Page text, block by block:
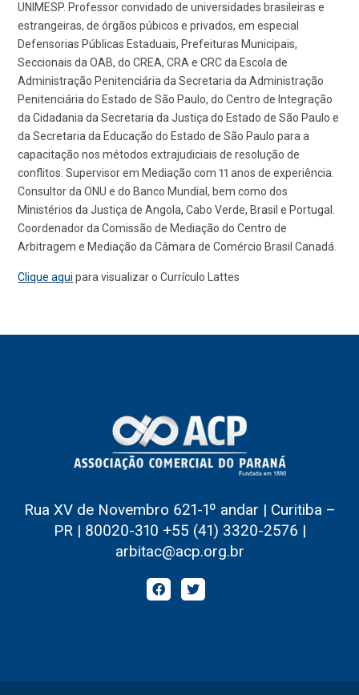
UNIMESP. Professor convidado de universidades brasileiras e
estrangeiras, de órgãos púbicos e privados, em especial
Defensorias Públicas Estaduais, Prefeituras Municipais,
Seccionais da OAB, do CREA, CRA e CRC da Escola de
Administração Penitenciária da Secretaria da Administração
Penitenciária do Estado de São Paulo, do Centro de Integração
da Cidadania da Secretaria da Justiça do Estado de São Paulo e
da Secretaria da Educação do Estado de São Paulo para a
capacitação nos métodos extrajudiciais de resolução de
conflitos. Supervisor em Mediação com 11 anos de experiência.
Consultor da ONU e do Banco Mundial, bem como dos
Ministérios da Justiça de Angola, Cabo Verde, Brasil e Portugal.
Coordenador da Comissão de Mediação do Centro de
Arbitragem e Mediação da Câmara de Comércio Brasil Canadá.
Clique aqui para visualizar o Currículo Lattes
Rua XV de Novembro 621-1º andar | Curitiba –
PR | 80020-310 +55 (41) 3320-2576 |
arbitac@acp.org.br